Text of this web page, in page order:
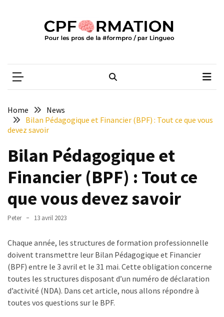
est
qui
doit
plus
subrogation,
remboursement
qui
CPFORMATION
Home
News
Bilan Pédagogique et Financier (BPF) : Tout ce que vous
devez savoir
Bilan Pédagogique et
Financier (BPF) : Tout ce
que vous devez savoir
Peter 13 avril 2023
Chaque année, les structures de formation professionnelle
doivent transmettre leur Bilan Pédagogique et Financier
(BPF) entre le 3 avril et le 31 mai. Cette obligation concerne
toutes les structures disposant d’un numéro de déclaration
d’activité (NDA). Dans cet article, nous allons répondre à
toutes vos questions sur le BPF.